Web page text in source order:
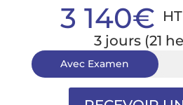
3 140€ HT
3 jours (21
Avec Examen